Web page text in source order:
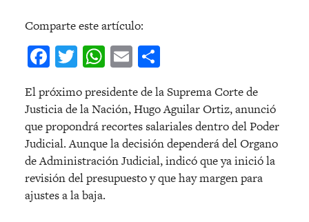
Comparte este artículo:
Facebook
Twitter
WhatsApp
Email
El próximo presidente de la Suprema Corte de
Justicia de la Nación, Hugo Aguilar Ortiz, anunció
que propondrá recortes salariales dentro del Poder
Judicial. Aunque la decisión dependerá del Organo
de Administración Judicial, indicó que ya inició la
revisión del presupuesto y que hay margen para
ajustes a la baja.